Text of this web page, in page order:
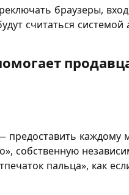
браузеры,
считаться
предоставить каждому
собственную
пальца», как